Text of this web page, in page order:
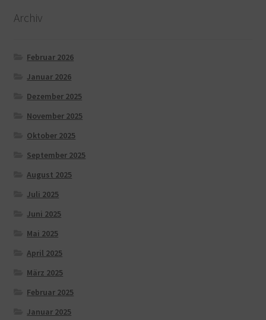
Archiv
Februar 2026
Januar 2026
Dezember 2025
November 2025
Oktober 2025
September 2025
August 2025
Juli 2025
Juni 2025
Mai 2025
April 2025
März 2025
Februar 2025
Januar 2025